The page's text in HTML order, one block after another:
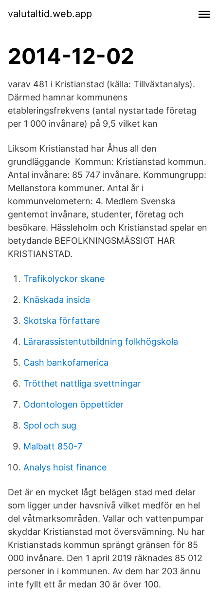
valutaltid.web.app
2014-12-02
varav 481 i Kristianstad (källa: Tillväxtanalys).
Därmed hamnar kommunens
etableringsfrekvens (antal nystartade företag
per 1 000 invånare) på 9,5 vilket kan
Liksom Kristianstad har Åhus all den
grundläggande Kommun: Kristianstad kommun.
Antal invånare: 85 747 invånare. Kommungrupp:
Mellanstora kommuner. Antal år i
kommunvelometern: 4. Medlem Svenska
gentemot invånare, studenter, företag och
besökare. Hässleholm och Kristianstad spelar en
betydande BEFOLKNINGSMÄSSIGT HAR
KRISTIANSTAD.
Trafikolyckor skane
Knäskada insida
Skotska författare
Lärarassistentutbildning folkhögskola
Cash bankofamerica
Trötthet nattliga svettningar
Odontologen öppettider
Spol och sug
Malbatt 850-7
Analys hoist finance
Det är en mycket lågt belägen stad med delar
som ligger under havsnivå vilket medför en hel
del våtmarksområden. Vallar och vattenpumpar
skyddar Kristianstad mot översvämning. Nu har
Kristianstads kommun sprängt gränsen för 85
000 invånare. Den 1 april 2019 räknades 85 012
personer in i kommunen. Av dem har 203 ännu
inte fyllt ett år medan 30 är över 100.